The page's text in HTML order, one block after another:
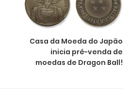
Casa da Moeda do Japão
inicia pré-venda de
moedas de Dragon Ball!